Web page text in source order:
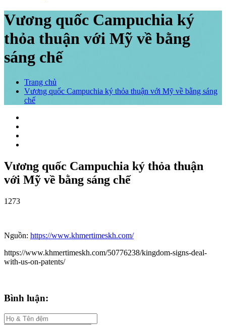
Vương quốc Campuchia ký
thỏa thuận với Mỹ về bằng
sáng chế
Trang chủ
Vương quốc Campuchia ký thỏa thuận với Mỹ về bằng sáng
chế
Vương quốc Campuchia ký thỏa thuận
với Mỹ về bằng sáng chế
1273
Nguồn: https://www.khmertimeskh.com/
https://www.khmertimeskh.com/50776238/kingdom-signs-deal-
with-us-on-patents/
Bình luận: